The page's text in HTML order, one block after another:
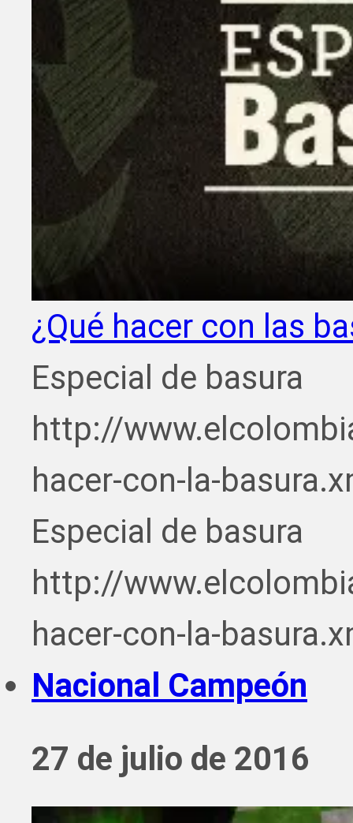
¿Qué hacer con las
Especial de basura
http://
hacer-con-la-
Especial de basura
http://
hacer-con-la-
Nacional Campeón
27 de julio de 2016